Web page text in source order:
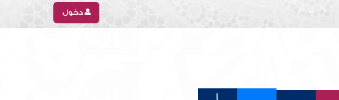
دخول